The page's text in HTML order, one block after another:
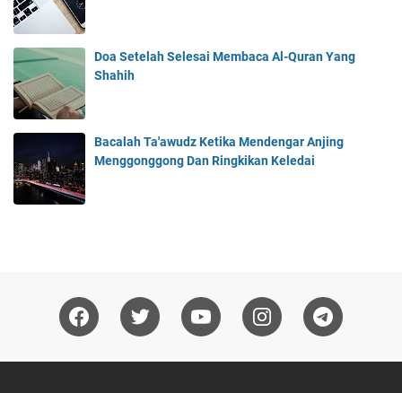
Doa Setelah Selesai Membaca Al-Quran Yang
Shahih
Bacalah Ta'awudz Ketika Mendengar Anjing
Menggonggong Dan Ringkikan Keledai